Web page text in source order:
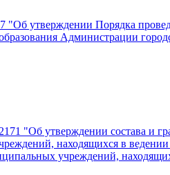
утверждении Порядка
Администрации
"Об утверждении состава и
находящихся в
учреждений,